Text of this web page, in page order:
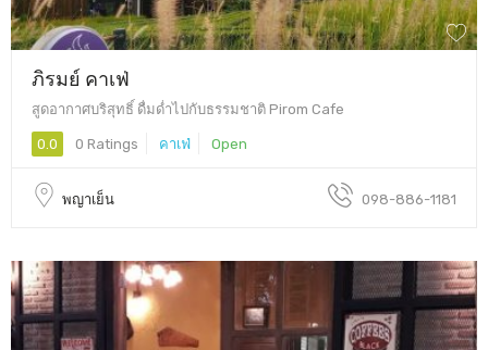
ภิรมย์ คาเฟ่
สูดอากาศบริสุทธิ์ ดื่มด่ำไปกับธรรมชาติ Pirom Cafe
0.0 0 Ratings คาเฟ่ Open
พญาเย็น 098-886-1181